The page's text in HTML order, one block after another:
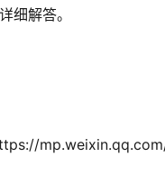
细解答。